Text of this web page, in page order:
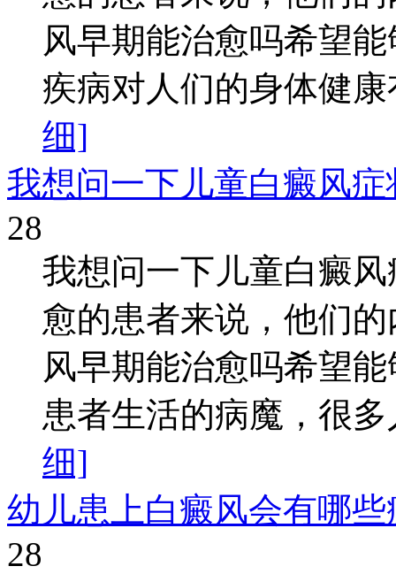
风早期能治愈吗希望
疾病对人们的身体健
细]
我想问一下儿童白癜风
28
我想问一下儿童白癜
愈的患者来说，他们
风早期能治愈吗希望
患者生活的病魔，很
细]
幼儿患上白癜风会有哪
28